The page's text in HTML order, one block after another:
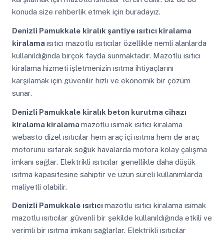
konuda size rehberlik etmek için buradayız.
Denizli Pamukkale kiralık şantiye ısıtıcı kiralama
kiralamaısıtıcı mazotlu ısıtıcılar özellikle nemli alanlarda
kullanıldığında birçok fayda sunmaktadır. Mazotlu ısıtıcı
kiralama hizmeti işletmenizin ısıtma ihtiyaçlarını
karşılamak için güvenilir hızlı ve ekonomik bir çözüm
sunar.
Denizli Pamukkale kiralık beton kurutma cihazı
kiralama kiralamamazotlu ısımak ısıtıcı kiralama
webasto dizel ısıtıcılar hem araç içi ısıtma hem de araç
motorunu ısıtarak soğuk havalarda motora kolay çalışma
imkanı sağlar. Elektrikli ısıtıcılar genellikle daha düşük
ısıtma kapasitesine sahiptir ve uzun süreli kullanımlarda
maliyetli olabilir.
Denizli Pamukkale ısıtıcımazotlu ısıtıcı kiralama ısımak
mazotlu ısıtıcılar güvenli bir şekilde kullanıldığında etkili ve
verimli bir ısıtma imkanı sağlarlar. Elektrikli ısıtıcılar